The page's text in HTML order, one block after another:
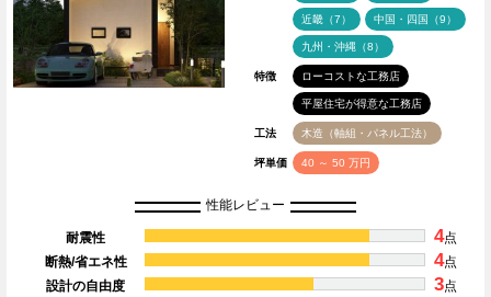
近畿（7） 中国・四国（9）
九州・沖縄（8）
特徴 ローコストな工務店
平屋住宅が得意な工務店
工法 木造（軸組・パネル工法）
坪単価 40 ～ 50 万円
性能レビュー
耐震性 4点
断熱/省エネ性
4点
設計の自由度
3点